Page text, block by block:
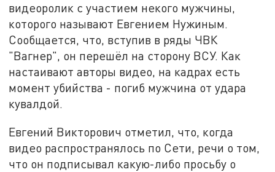
видеоролик с участием некого мужчины,
которого называют Евгением Нужиным.
Сообщается, что, вступив в ряды ЧВК
"Вагнер", он перешёл на сторону ВСУ. Как
настаивают авторы видео, на кадрах есть
момент убийства - погиб мужчина от удара
кувалдой.
Евгений Викторович отметил, что, когда
видео распространялось по Сети, речи о том,
что он подписывал какую-либо просьбу о